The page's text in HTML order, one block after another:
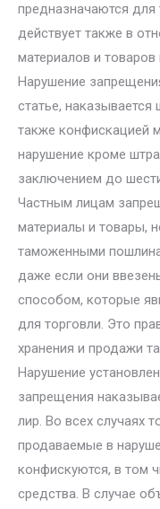
предназначаются для
действует также в
материалов и
Нарушение
статье,
также конфискацией
нарушение кроме
заключением до
Частным лицам
материалы и товары,
таможенными
даже если они
способом, которые
для торговли. Это
хранения и продажи
Нарушение
запрещения
лир. Во всех случаях
продаваемые в
конфискуются, в том
средства. В случае